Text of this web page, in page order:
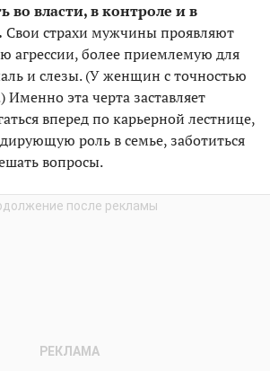
во власти, в контроле и в
Свои страхи мужчины проявляют
агрессии, более приемлемую для
и слезы. (У женщин с точностью
Именно эта черта заставляет
вперед по карьерной лестнице,
роль в семье, заботиться
вопросы.